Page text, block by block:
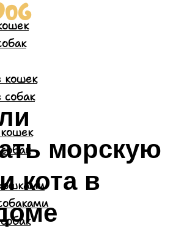
кошек
собак
морскую
кота в